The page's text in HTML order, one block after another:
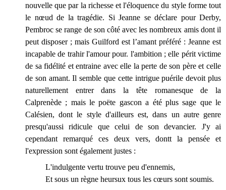
nouvelle que par la richesse et l'éloquence du style forme tout
le nœud de la tragédie. Si Jeanne se déclare pour Derby,
Pembroc se range de son côté avec les nombreux amis dont il
peut disposer ; mais Guilford est l’amant préféré : Jeanne est
incapable de trahir l'amour pour. l'ambition ; elle périt victime
de sa fidélité et entraine avec elle la perte de son père et celle
de son amant. Il semble que cette intrigue puérile devoit plus
naturellement entrer dans la tête romanesque de la
Calprenède ; mais le poëte gascon a été plus sage que le
Calésien, dont le style d'ailleurs est, dans un autre genre
presqu'aussi ridicule que celui de son devancier. J'y ai
cependant remarqué ces deux vers, dontt la pensée et
l'expression sont également justes :
L'indulgente vertu trouve peu d'ennemis,
Et sous un règne heursux tous les cœurs sont soumis.